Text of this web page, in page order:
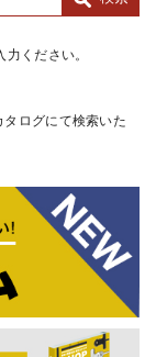
ください。
ログにて検索いた